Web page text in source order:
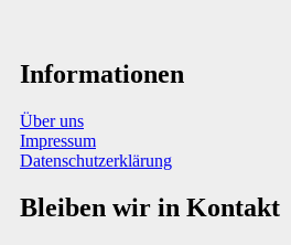
Informationen
Über uns
Impressum
Datenschutzerklärung
Bleiben wir in Kontakt